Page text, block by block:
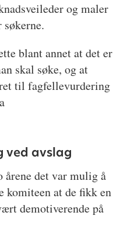
og maler
blant annet at det er
skal søke, og at
til fagfellevurdering
ved avslag
årene det var mulig å
komiteen at de fikk en
demotiverende på